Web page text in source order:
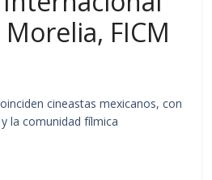
FICM
cineastas mexicanos, con
la comunidad fílmica